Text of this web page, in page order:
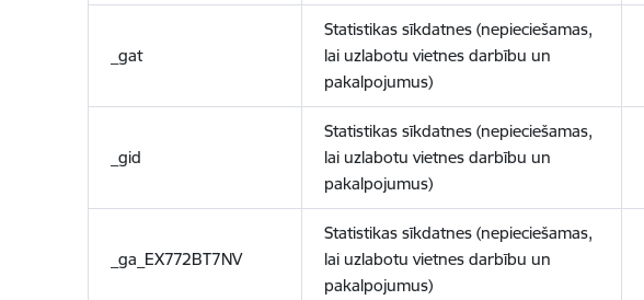
_gat
Statistikas sīkdatnes (nepieciešamas,
lai uzlabotu vietnes darbību un
pakalpojumus)
_gid
Statistikas sīkdatnes (nepieciešamas,
lai uzlabotu vietnes darbību un
pakalpojumus)
_ga_EX772BT7NV
Statistikas sīkdatnes (nepieciešamas,
lai uzlabotu vietnes darbību un
pakalpojumus)